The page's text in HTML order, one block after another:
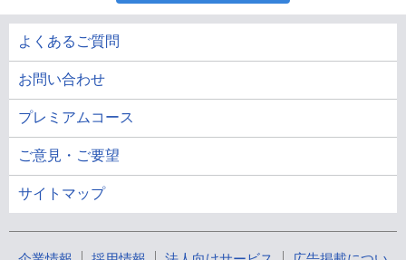
よくあるご質問
お問い合わせ
プレミアムコース
ご意見・ご要望
サイトマップ